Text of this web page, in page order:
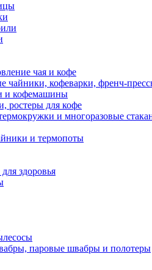
чая и кофе
чайники, кофеварки, френч-
и кофемашины
ростеры для кофе
и многоразовые
и термопоты
здоровья
паровые швабры и полотеры